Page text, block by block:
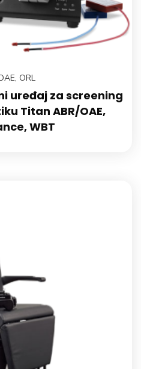
, ORL
uređaj za screening
Titan ABR/OAE,
WBT